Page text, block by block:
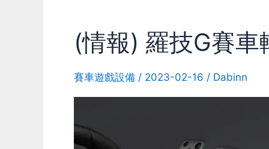
器
拆
解
(情報) 羅技G賽車
賽車遊戲設備 / 2023-02-16 / Dabinn